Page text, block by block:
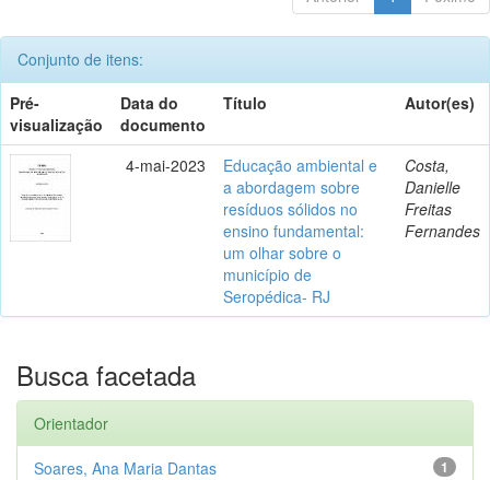
Conjunto de itens:
Pré-
visualização
Data do
documento
Título Autor(es)
4-mai-2023
Educação ambiental e
a abordagem sobre
resíduos sólidos no
ensino fundamental:
um olhar sobre o
município de
Seropédica- RJ
Costa,
Danielle
Freitas
Fernandes
Busca facetada
Orientador
1
Soares, Ana Maria Dantas